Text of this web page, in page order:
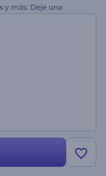
y más. Deje una